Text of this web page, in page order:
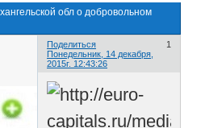
обл о добровольном
Поделиться
1
Понедельник, 14 декабря,
2015г. 12:43:26